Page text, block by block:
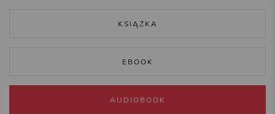
KSIĄŻKA
EBOOK
AUDIOBOOK